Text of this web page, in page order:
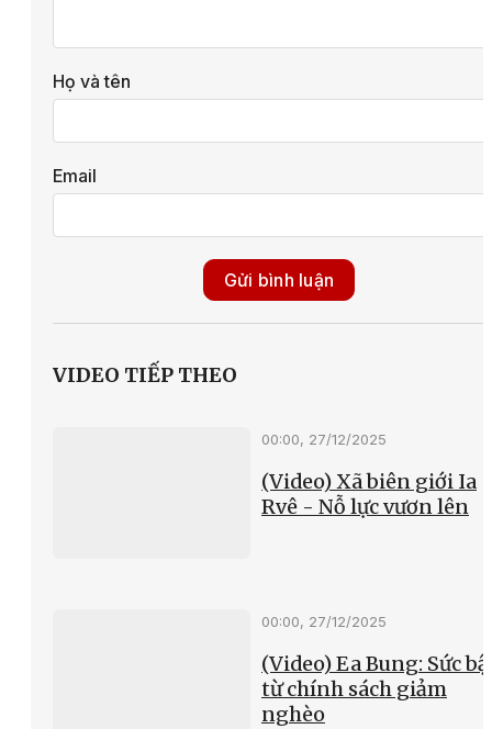
Họ và tên
Email
Gửi bình luận
VIDEO TIẾP THEO
00:00, 27/12/2025
(Video) Xã biên giới Ia
Rvê - Nỗ lực vươn lên
00:00, 27/12/2025
(Video) Ea Bung: Sức
từ chính sách giảm
nghèo